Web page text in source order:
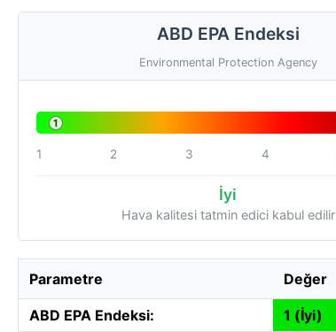
ABD EPA Endeksi
Environmental Protection Agency
1
1 2 3 4
İyi
Hava kalitesi tatmin edici kabul edilir
Parametre Değer
ABD EPA Endeksi:
1 (İyi)